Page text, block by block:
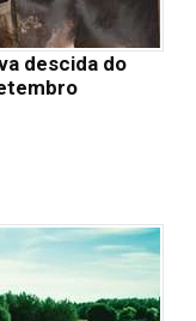
descida do